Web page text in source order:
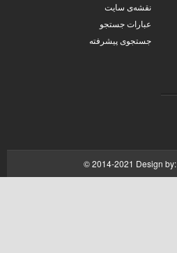
نقشه‌ی سایت
عبارات جستجو
جستجوی پیشرفته
© 2014-2021 Design by: